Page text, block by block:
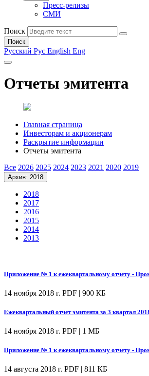
Пресс-релизы
СМИ
Поиск
Поиск
Русский Рус English Eng
Отчеты эмитента
Главная страница
Инвесторам и акционерам
Раскрытие информации
Отчеты эмитента
Все 2026 2025 2024 2023 2021 2020 2019
Архив: 2018
2018
2017
2016
2015
2014
2013
Приложение № 1 к ежеквартальному отчету -
14 ноября 2018 г. PDF | 900 КБ
Ежеквартальный отчет эмитента за 3 квартал
14 ноября 2018 г. PDF | 1 МБ
Приложение № 1 к ежеквартальному отчету -
14 августа 2018 г. PDF | 811 КБ